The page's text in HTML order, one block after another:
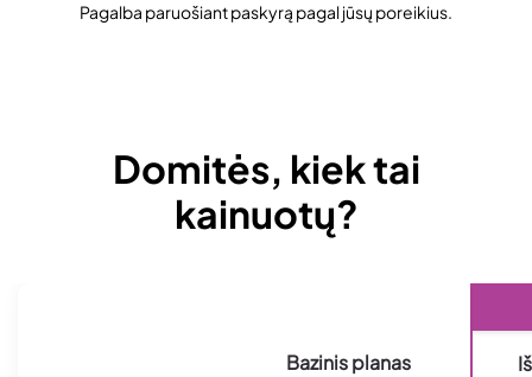
Pagalba paruošiant paskyrą pagal jūsų poreikius.
Domitės, kiek tai
kainuotų?
Bazinis planas